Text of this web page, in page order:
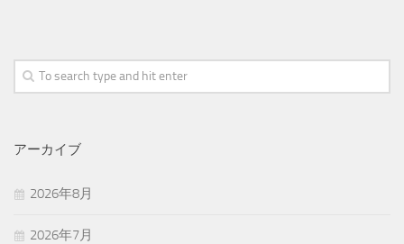
アーカイブ
2026年8月
2026年7月